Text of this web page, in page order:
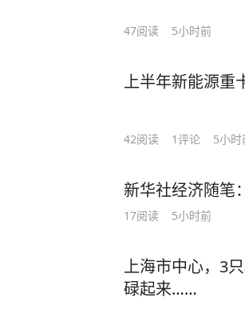
47阅读 5小时前
上半年新能源重
42阅读 1评论 5小时
新华社经济随笔
17阅读 5小时前
上海市中心，3
碌起来……